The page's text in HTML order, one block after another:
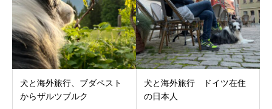
犬と海外旅行、ブダペスト
からザルツブルク
犬と海外旅行 ドイツ在住
の日本人